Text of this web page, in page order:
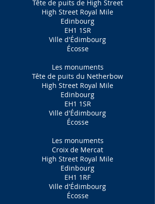
Tête de puits de High Street
High Street Royal Mile
Edinbourg
EH1 1SR
Ville d'Édimbourg
Écosse
Les monuments
Tête de puits du Netherbow
High Street Royal Mile
Edinbourg
EH1 1SR
Ville d'Édimbourg
Écosse
Les monuments
Croix de Mercat
High Street Royal Mile
Edinbourg
EH1 1RF
Ville d'Édimbourg
Écosse